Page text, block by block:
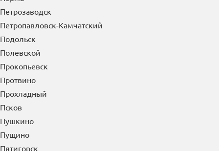
П
Павлово
Павловский Посад
Пенза
Первоуральск
Пересвет
Пермь
Петрозаводск
Петропавловск-Камчатский
Подольск
Полевской